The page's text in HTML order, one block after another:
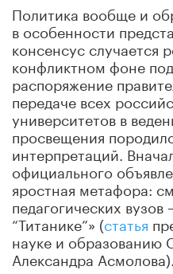
Политика вообще и
в особенности
консенсус случается
конфликтном фоне
распоряжение
передаче всех
университетов в
просвещения
интерпретаций.
официального
яростная метафора:
педагогических вузов
“Титанике”» (статья
науке и образованию
Александра Асмолова).